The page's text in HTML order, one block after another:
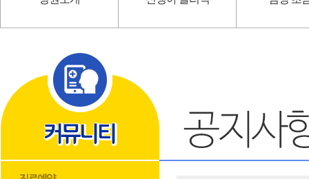
인사말
의료진 소개
진료 안내
내부 시설
신생아 황달
딤플초음파